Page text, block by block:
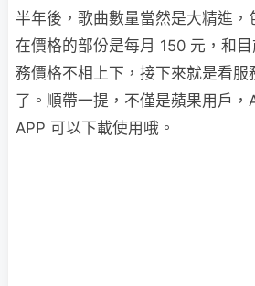
半年後，歌曲數量當然是大精進，
在價格的部份是每月 150 元，和
務價格不相上下，接下來就是看服
了。順帶一提，不僅是蘋果用戶
APP 可以下載使用哦。